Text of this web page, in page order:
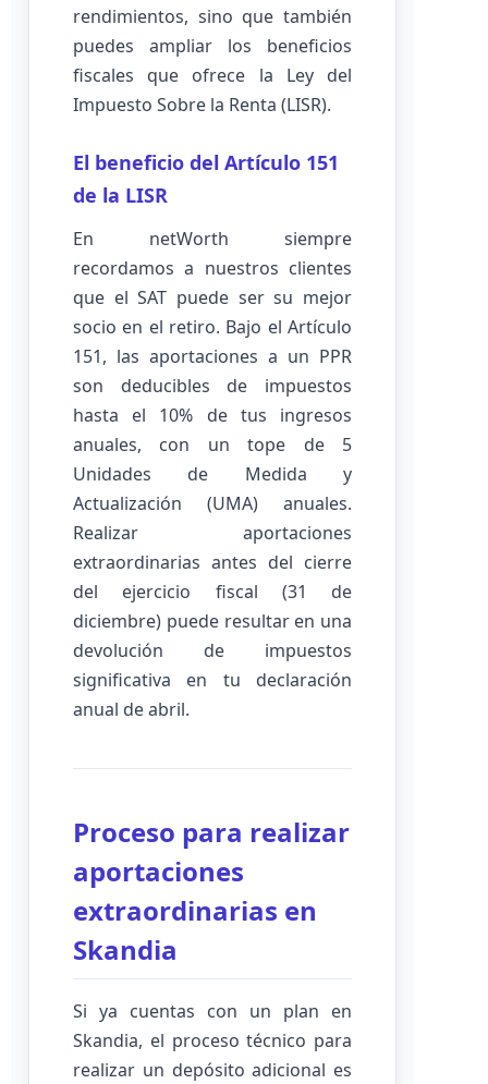
rendimientos, sino que también
puedes ampliar los beneficios
fiscales que ofrece la Ley del
Impuesto Sobre la Renta (LISR).
El beneficio del Artículo 151
de la LISR
En netWorth siempre
recordamos a nuestros clientes
que el SAT puede ser su mejor
socio en el retiro. Bajo el Artículo
151, las aportaciones a un PPR
son deducibles de impuestos
hasta el 10% de tus ingresos
anuales, con un tope de 5
Unidades de Medida y
Actualización (UMA) anuales.
Realizar aportaciones
extraordinarias antes del cierre
del ejercicio fiscal (31 de
diciembre) puede resultar en una
devolución de impuestos
significativa en tu declaración
anual de abril.
Proceso para realizar
aportaciones
extraordinarias en
Skandia
Si ya cuentas con un plan en
Skandia, el proceso técnico para
realizar un depósito adicional es